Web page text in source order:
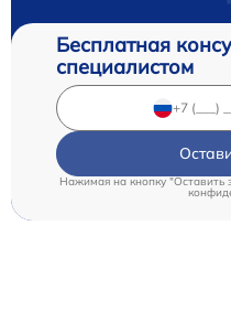
Бесплатная
специалистом
Нажимая на кнопку "Оставить